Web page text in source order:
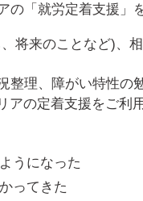
の「就労定着支援」
将来のことなど)、
整理、障がい特性の
うになった
ってきた